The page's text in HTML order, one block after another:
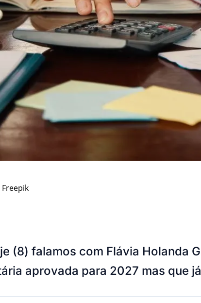
(8) falamos com Flávia Holanda
aprovada para 2027 mas que